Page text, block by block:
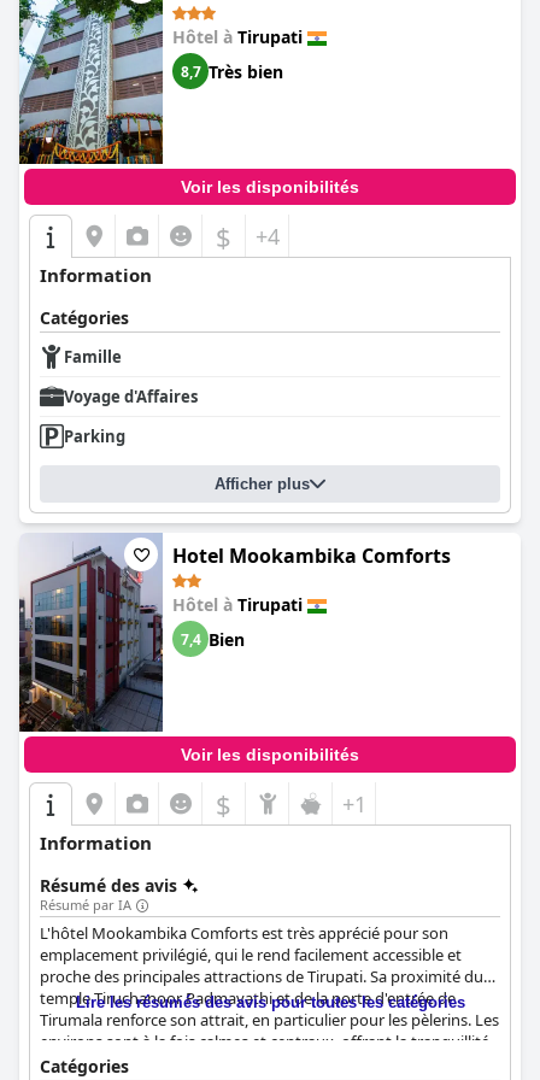
Hôtel à Tirupati
8,7 Très bien
Voir les disponibilités
$ +4
Information
Catégories
Famille
Voyage d'Affaires
Parking
Afficher plus
Hotel Mookambika Comforts
Hôtel à Tirupati
7,4 Bien
Voir les disponibilités
$ +1
Information
Résumé des avis
Résumé par IA
L'hôtel Mookambika Comforts est très apprécié pour son
emplacement privilégié, qui le rend facilement accessible et
proche des principales attractions de Tirupati. Sa proximité du
temple Tiruchanoor Padmavathi et de la porte d'entrée de
Tirumala renforce son attrait, en particulier pour les pèlerins. Les
environs sont à la fois calmes et centraux, offrant la tranquillité
et un accès pratique à divers restaurants.
Lire les résumés des avis pour toutes les catégories
Catégories